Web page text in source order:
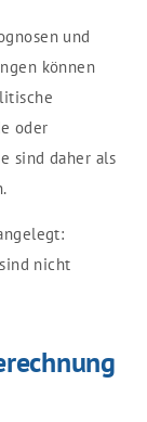
und
können
oder
sind daher als
nicht